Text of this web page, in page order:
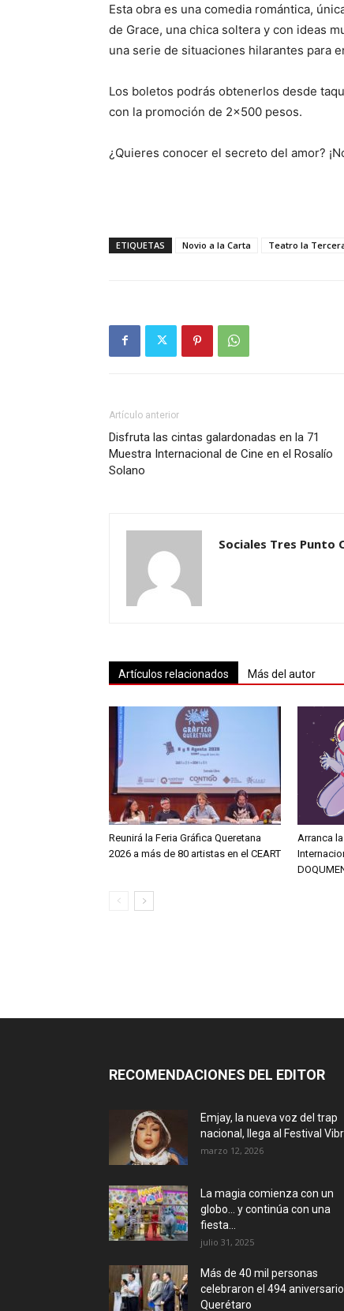
Esta obra es una comedia romántica,
de Grace, una chica soltera y con ideas
una serie de situaciones hilarantes para
Los boletos podrás obtenerlos desde
con la promoción de 2×500 pesos.
¿Quieres conocer el secreto del amor?
ETIQUETAS Novio a la Carta Teatro la
Artículo anterior
Disfruta las cintas galardonadas en la 71
Muestra Internacional de Cine en el Rosalío
Solano
Sociales Tres Punto
Artículos relacionados Más del autor
Reunirá la Feria Gráfica Queretana
2026 a más de 80 artistas en el CEART
Arranca
RECOMENDACIONES DEL EDITOR
Emjay, la nueva voz del trap
nacional, llega al Festival
marzo 12, 2026
La magia comienza con un
globo… y continúa con una
fiesta...
julio 31, 2025
Más de 40 mil personas
celebraron el 494
Querétaro